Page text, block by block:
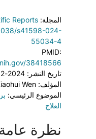
المجلة: Reports
s41598-024-
55034-4
PMID:
38418566
تاريخ النشر: 2024-02-28
المؤلف: Xiaohui Wen وآخرون
الموضوع الرئيسي:
العلاج
نظرة عامة